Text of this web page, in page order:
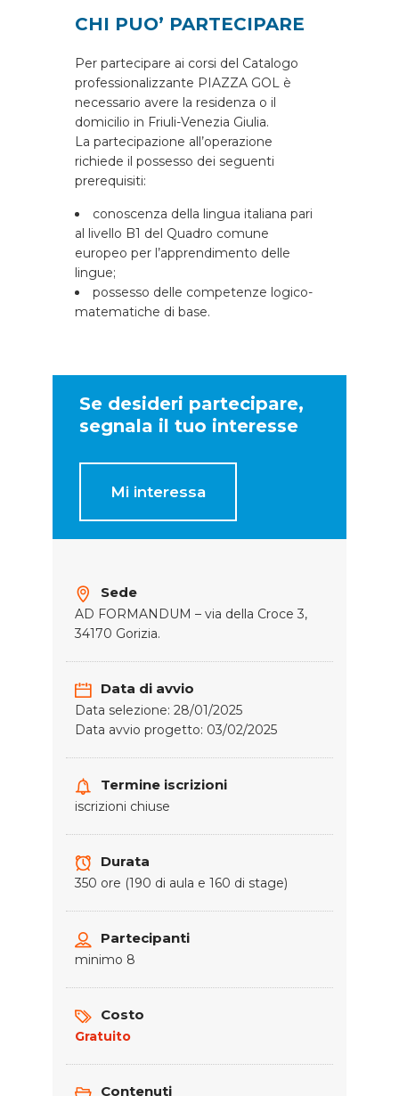
CHI PUO’ PARTECIPARE
Per partecipare ai corsi del Catalogo
professionalizzante PIAZZA GOL è
necessario avere la residenza o il
domicilio in Friuli-Venezia Giulia.
La partecipazione all’operazione
richiede il possesso dei seguenti
prerequisiti:
conoscenza della lingua italiana pari
al livello B1 del Quadro comune
europeo per l’apprendimento delle
lingue;
possesso delle competenze logico-
matematiche di base.
Se desideri partecipare,
segnala il tuo interesse
Mi interessa
Sede
AD FORMANDUM – via della Croce 3,
34170 Gorizia.
Data di avvio
Data selezione: 28/01/2025
Data avvio progetto: 03/02/2025
Termine iscrizioni
iscrizioni chiuse
Durata
350 ore (190 di aula e 160 di stage)
Partecipanti
minimo 8
Costo
Gratuito
Contenuti